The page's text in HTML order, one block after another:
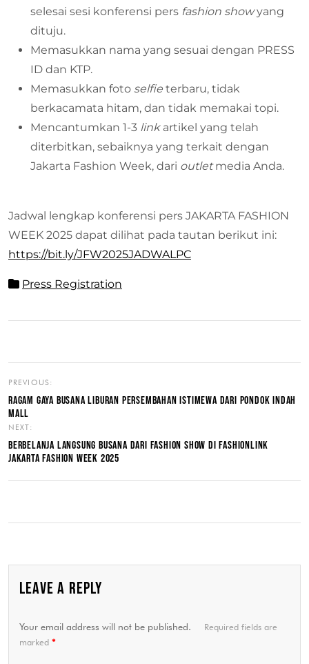
selesai sesi konferensi pers fashion showyang
dituju.
Memasukkan nama yang sesuai dengan PRESS
ID dan KTP.
Memasukkan foto selfie terbaru, tidak
berkacamata hitam, dan tidak memakai topi.
Mencantumkan 1-3 linkartikel yang telah
diterbitkan, sebaiknya yang terkait dengan
Jakarta Fashion Week, dari outletmedia Anda.
Jadwal lengkap konferensi pers JAKARTA FASHION
WEEK 2025 dapat dilihat pada tautan berikut ini:
https://bit.ly/JFW2025JADWALPC
Press Registration
PREVIOUS:
RAGAM GAYA BUSANA LIBURAN PERSEMBAHAN ISTIMEWA DARI PONDOK INDAH
MALL
NEXT:
BERBELANJA LANGSUNG BUSANA DARI FASHION SHOW DI FASHIONLINK
JAKARTA FASHION WEEK 2025
LEAVE A REPLY
Your email address will not be published.
Required fields are
marked *